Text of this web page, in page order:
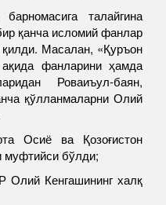
талайгина
қанча исломий фанлар
Масалан, «Қуръон
фанларини ҳамда
Роваиъул-баян,
қўлланмаларни Олий
Осиё ва Қозоғистон
муфтийси бўлди;
Олий Кенгашининг халқ